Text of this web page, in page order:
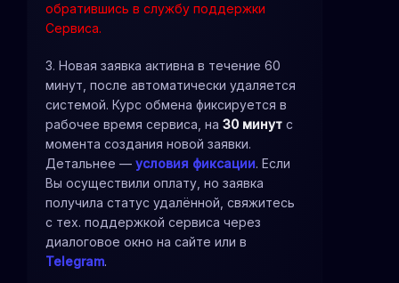
обратившись в службу поддержки
Сервиса.
3. Новая заявка активна в течение 60
минут, после автоматически удаляется
системой. Курс обмена фиксируется в
рабочее время сервиса, на 30 минут с
момента создания новой заявки.
Детальнее — условия фиксации. Если
Вы осуществили оплату, но заявка
получила статус удалённой, свяжитесь
с тех. поддержкой сервиса через
диалоговое окно на сайте или в
Telegram.